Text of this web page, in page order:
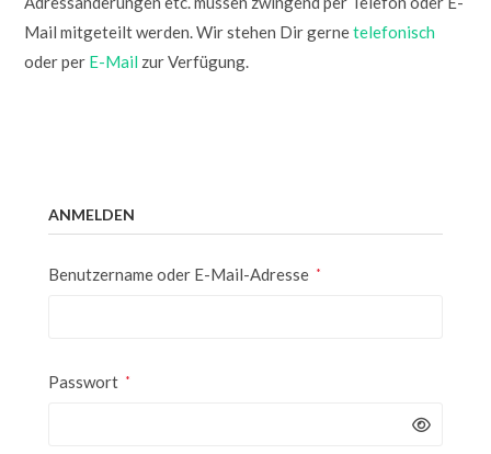
Mail mitgeteilt werden. Wir stehen Dir gernetelefonisch
oder per E-Mail zur Verfügung.
ANMELDEN
Benutzername oder E-Mail-Adresse *
Passwort *